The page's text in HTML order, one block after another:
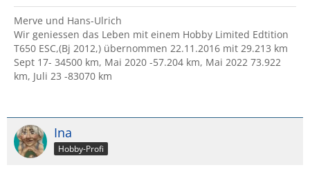
Merve und Hans-Ulrich
Wir geniessen das Leben mit einem Hobby Limited Edtition
T650 ESC,(Bj 2012,) übernommen 22.11.2016 mit 29.213 km
Sept 17- 34500 km, Mai 2020 -57.204 km, Mai 2022 73.922
km, Juli 23 -83070 km
Ina
Hobby-Profi